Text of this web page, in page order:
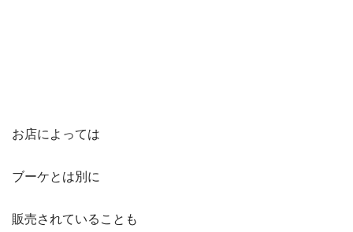
お店によっては
ブーケとは別に
販売されていることも